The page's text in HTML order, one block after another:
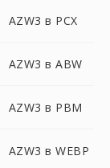
AZW3 в PCX
AZW3 в ABW
AZW3 в PBM
AZW3 в WEBP